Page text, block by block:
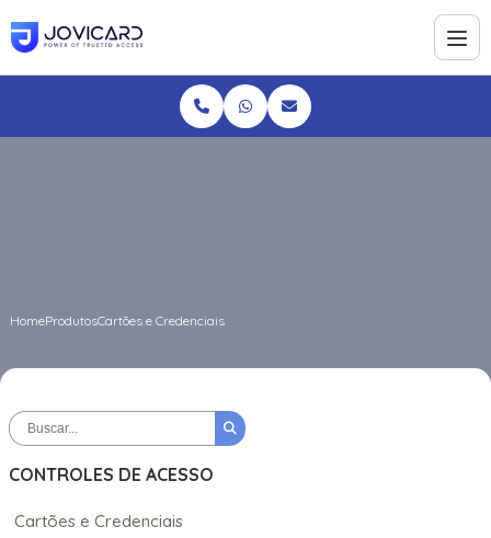
HomeProdutosCartões e Credenciais
CONTROLES DE ACESSO
Cartões e Credenciais